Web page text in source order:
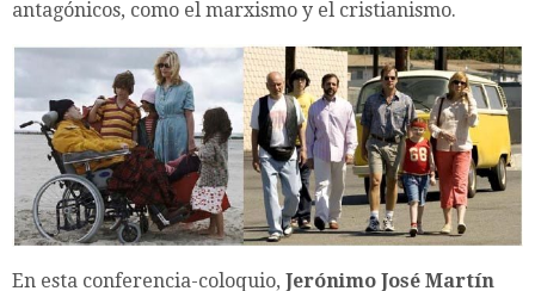
antagónicos, como el marxismo y el cristianismo.
En esta conferencia-coloquio, Jerónimo José Martín